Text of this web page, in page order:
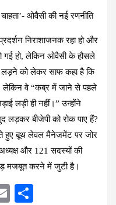
ओवैसी की नई रणनीति
निराशाजनक रहा हो और
गई हो, लेकिन ओवैसी के हौसले
लड़ने को लेकर साफ कहा है कि
लेकिन वे “कब्र में जाने से पहले
लड़ी ही नहीं।” उन्होंने
लड़कर बीजेपी को रोक पाए हैं?
हुए बूथ लेवल मैनेजमेंट पर जोर
और 121 सदस्यों की
मजबूत करने में जुटी है।
E